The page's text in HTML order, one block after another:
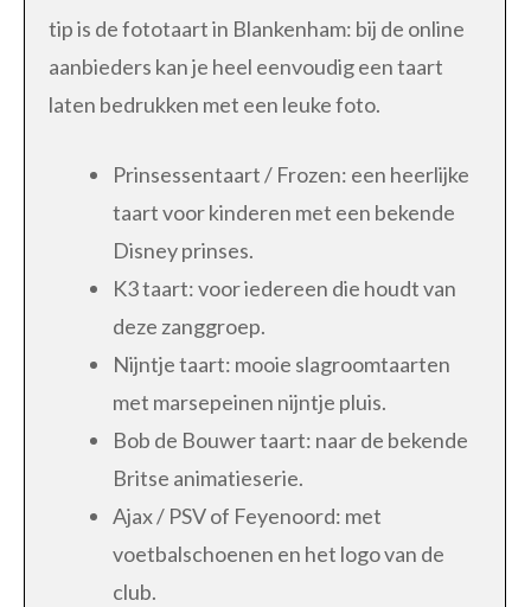
tip is de fototaart in Blankenham: bij de online
aanbieders kan je heel eenvoudig een taart
laten bedrukken met een leuke foto.
Prinsessentaart / Frozen: een heerlijke
taart voor kinderen met een bekende
Disney prinses.
K3 taart: voor iedereen die houdt van
deze zanggroep.
Nijntje taart: mooie slagroomtaarten
met marsepeinen nijntje pluis.
Bob de Bouwer taart: naar de bekende
Britse animatieserie.
Ajax / PSV of Feyenoord: met
voetbalschoenen en het logo van de
club.